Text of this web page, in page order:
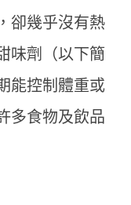
卻幾乎沒有熱
味劑（以下簡
能控制體重或
多食物及飲品